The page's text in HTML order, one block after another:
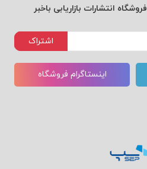
انتشارات بازاریابی باخبر
اشتراک
اینستاگرام فروشگاه